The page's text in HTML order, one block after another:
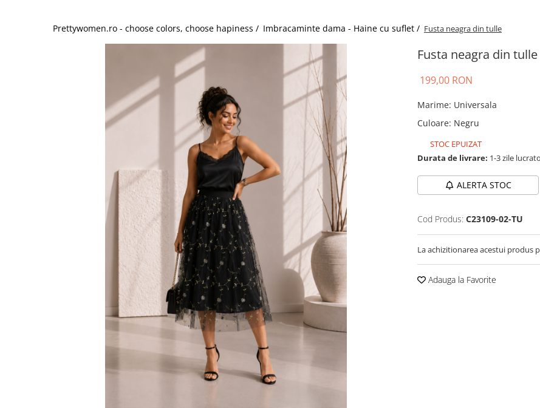
Prettywomen.ro - choose colors, choose hapiness / Imbracaminte dama - Haine cu suflet / Fusta neagra din tulle
Fusta neagra din tulle
199,00 RON
Marime: Universala
Culoare: Negru
STOC EPUIZAT
Durata de livrare: 1-3 zile
ALERTA STOC
Cod Produs: C23109-02-TU
La achizitionarea acestui produs
Adauga la Favorite